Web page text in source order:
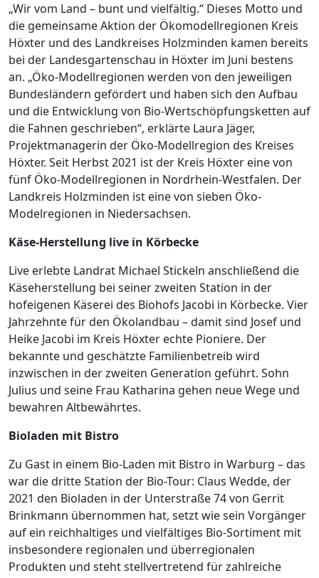
„Wir vom Land – bunt und vielfältig.“ Dieses Motto und
die gemeinsame Aktion der Ökomodellregionen Kreis
Höxter und des Landkreises Holzminden kamen bereits
bei der Landesgartenschau in Höxter im Juni bestens
an. „Öko-Modellregionen werden von den jeweiligen
Bundesländern gefördert und haben sich den Aufbau
und die Entwicklung von Bio-Wertschöpfungsketten auf
die Fahnen geschrieben“, erklärte Laura Jäger,
Projektmanagerin der Öko-Modellregion des Kreises
Höxter. Seit Herbst 2021 ist der Kreis Höxter eine von
fünf Öko-Modellregionen in Nordrhein-Westfalen. Der
Landkreis Holzminden ist eine von sieben Öko-
Modelregionen in Niedersachsen.
Käse-Herstellung live in Körbecke
Live erlebte Landrat Michael Stickeln anschließend die
Käseherstellung bei seiner zweiten Station in der
hofeigenen Käserei des Biohofs Jacobi in Körbecke. Vier
Jahrzehnte für den Ökolandbau – damit sind Josef und
Heike Jacobi im Kreis Höxter echte Pioniere. Der
bekannte und geschätzte Familienbetreib wird
inzwischen in der zweiten Generation geführt. Sohn
Julius und seine Frau Katharina gehen neue Wege und
bewahren Altbewährtes.
Bioladen mit Bistro
Zu Gast in einem Bio-Laden mit Bistro in Warburg – das
war die dritte Station der Bio-Tour: Claus Wedde, der
2021 den Bioladen in der Unterstraße 74 von Gerrit
Brinkmann übernommen hat, setzt wie sein Vorgänger
auf ein reichhaltiges und vielfältiges Bio-Sortiment mit
insbesondere regionalen und überregionalen
Produkten und steht stellvertretend für zahlreiche